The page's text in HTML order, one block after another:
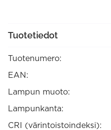
T25x85,
himmennettävä
määrä
Tuotetiedot
Tuotenumero:
EAN:
Lampun muoto:
Lampunkanta:
CRI (värintoistoindeksi):